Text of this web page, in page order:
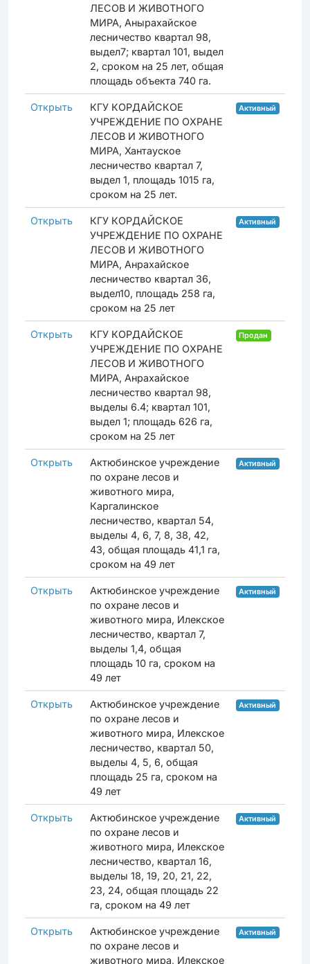
ЛЕСОВ И ЖИВОТНОГО
МИРА, Анырахайское
лесничество квартал 98,
выдел7; квартал 101, выдел
2, сроком на 25 лет, общая
площадь объекта 740 га.
Открыть
КГУ КОРДАЙСКОЕ
УЧРЕЖДЕНИЕ ПО ОХРАНЕ
ЛЕСОВ И ЖИВОТНОГО
МИРА, Хантауское
лесничество квартал 7,
выдел 1, площадь 1015 га,
сроком на 25 лет.
Активный
Открыть
КГУ КОРДАЙСКОЕ
УЧРЕЖДЕНИЕ ПО ОХРАНЕ
ЛЕСОВ И ЖИВОТНОГО
МИРА, Анрахайское
лесничество квартал 36,
выдел10, площадь 258 га,
сроком на 25 лет
Активный
Открыть
КГУ КОРДАЙСКОЕ
УЧРЕЖДЕНИЕ ПО ОХРАНЕ
ЛЕСОВ И ЖИВОТНОГО
МИРА, Анрахайское
лесничество квартал 98,
выделы 6.4; квартал 101,
выдел 1; площадь 626 га,
сроком на 25 лет
Продан
Открыть
Актюбинское учреждение
по охране лесов и
животного мира,
Каргалинское
лесничество, квартал 54,
выделы 4, 6, 7, 8, 38, 42,
43, общая площадь 41,1 га,
сроком на 49 лет
Активный
Открыть
Актюбинское учреждение
по охране лесов и
животного мира, Илекское
лесничество, квартал 7,
выделы 1,4, общая
площадь 10 га, сроком на
49 лет
Активный
Открыть
Актюбинское учреждение
по охране лесов и
животного мира, Илекское
лесничество, квартал 50,
выделы 4, 5, 6, общая
площадь 25 га, сроком на
49 лет
Активный
Открыть
Актюбинское учреждение
по охране лесов и
животного мира, Илекское
лесничество, квартал 16,
выделы 18, 19, 20, 21, 22,
23, 24, общая площадь 22
га, сроком на 49 лет
Активный
Открыть
Актюбинское учреждение
по охране лесов и
животного мира, Илекское
Активный